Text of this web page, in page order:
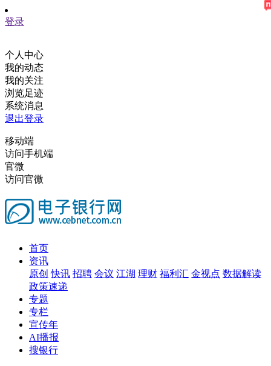
登录
个人中心
我的动态
我的关注
浏览足迹
系统消息
退出登录
移动端
访问手机端
官微
访问官微
首页
资讯
原创 快讯 招聘 会议 江湖 理财 福利汇 金视点 数据解读
政策速递
专题
专栏
宣传年
AI播报
搜银行